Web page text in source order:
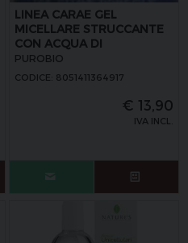
LINEA CARAE GEL
MICELLARE STRUCCANTE
CON ACQUA DI
FIORDALISO 100 ML
PUROBIO
CODICE: 8051411364917
€ 13,90
IVA INCL.